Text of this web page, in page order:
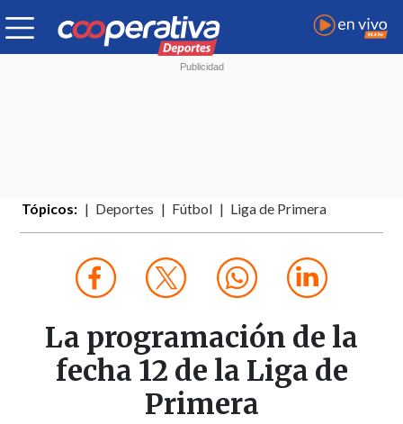
Tópicos: Deportes Fútbol Liga de Primera
La programación de la
fecha 12 de la Liga de
Primera